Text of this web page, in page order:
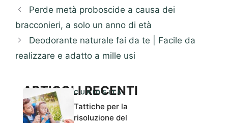
Perde metà proboscide a causa dei
bracconieri, a solo un anno di età
Deodorante naturale fai da te | Facile da
realizzare e adatto a mille usi
ARTICOLI RECENTI
CURIOSITÀ
Tattiche per la
risoluzione del